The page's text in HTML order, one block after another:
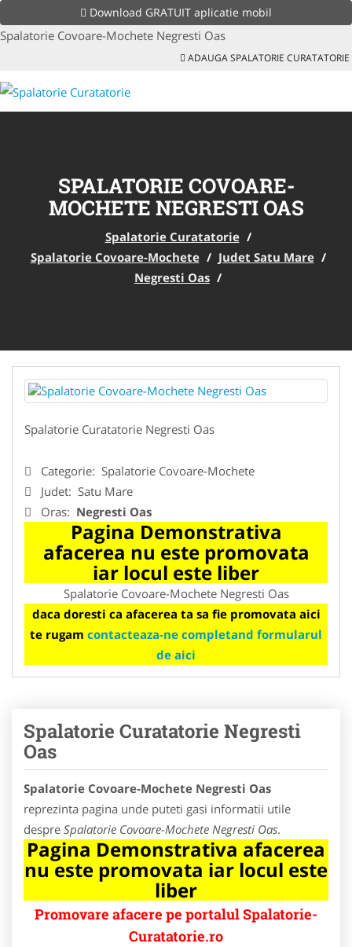
Download GRATUIT aplicatie mobil
Spalatorie Covoare-Mochete Negresti Oas
ADAUGA SPALATORIE CURATATORIE
SPALATORIE COVOARE-
MOCHETE NEGRESTI OAS
Spalatorie Curatatorie /
Spalatorie Covoare-Mochete / Judet Satu Mare /
Negresti Oas /
Spalatorie Curatatorie Negresti Oas
Categorie: Spalatorie Covoare-Mochete
Judet: Satu Mare
Oras: Negresti Oas
Pagina Demonstrativa
afacerea nu este promovata
iar locul este liber
Spalatorie Covoare-Mochete Negresti Oas
daca doresti ca afacerea ta sa fie promovata aici
te rugam contacteaza-ne completand formularul
de aici
Spalatorie Curatatorie Negresti
Oas
Spalatorie Covoare-Mochete Negresti Oas
reprezinta pagina unde puteti gasi informatii utile
despre Spalatorie Covoare-Mochete Negresti Oas.
Pagina Demonstrativa afacerea
nu este promovata iar locul este
liber
Promovare afacere pe portalul Spalatorie-
Curatatorie.ro